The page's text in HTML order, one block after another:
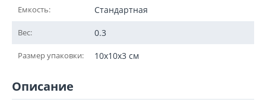
Емкость: Стандартная
Вес: 0.3
Размер упаковки: 10x10x3 см
Описание